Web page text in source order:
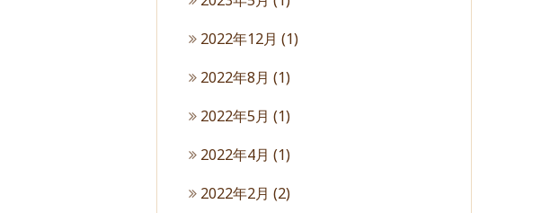
2022年12月 (1)
2022年8月 (1)
2022年5月 (1)
2022年4月 (1)
2022年2月 (2)